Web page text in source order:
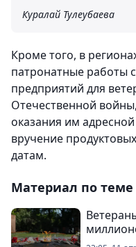
Куралай Тулеубаева
Кроме того, в
патронатные работы
предприятий для
Отечественной
оказания им
вручение
датам.
Материал по теме